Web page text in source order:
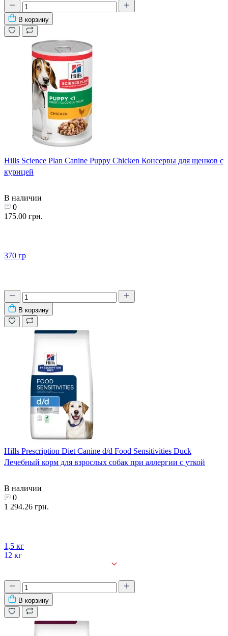
В корзину
Hills Science Plan Canine Puppy Chicken Консервы для щенков с
курицей
В наличии
0
175.00 грн.
370 гр
В корзину
Hills Prescription Diet Canine d/d Food Sensitivities Duck
Лечебный корм для взрослых собак при аллергии с уткой
В наличии
0
1 294.26 грн.
1,5 кг
12 кг
В корзину